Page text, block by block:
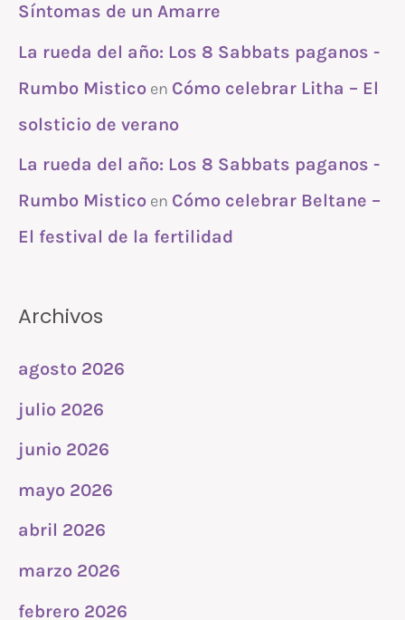
Síntomas de un Amarre
La rueda del año: Los 8 Sabbats paganos -
Rumbo Mistico en Cómo celebrar Litha – El
solsticio de verano
La rueda del año: Los 8 Sabbats paganos -
Rumbo Mistico en Cómo celebrar Beltane –
El festival de la fertilidad
Archivos
agosto 2026
julio 2026
junio 2026
mayo 2026
abril 2026
marzo 2026
febrero 2026